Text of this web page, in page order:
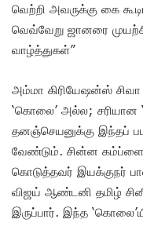
வெற்றி அவருக்கு கை
வெவ்வேறு ஜானரை
வாழ்த்துகள்”
அம்மா கிரியேஷன்ஸ் சிவா
‘கொலை’ அல்ல; சரியான
தனஞ்செயனுக்கு இந்தப்
வேண்டும். சின்ன
கொடுத்தவர் இயக்குநர்
விஜய் ஆண்டனி தமிழ்
இருப்பார். இந்த